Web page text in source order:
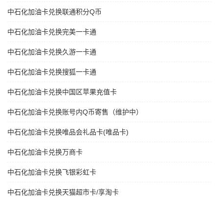
中石化加油卡兑换联通积分Q币
中石化加油卡兑换完美一卡通
中石化加油卡兑换久游一卡通
中石化加油卡兑换搜狐一卡通
中石化加油卡兑换中国区苹果充值卡
中石化加油卡兑换账号内Q币寄售（维护中）
中石化加油卡兑换唯品会礼品卡(唯品卡)
中石化加油卡兑换万商卡
中石化加油卡兑换飞银彩虹卡
中石化加油卡兑换天猫超市卡/享淘卡